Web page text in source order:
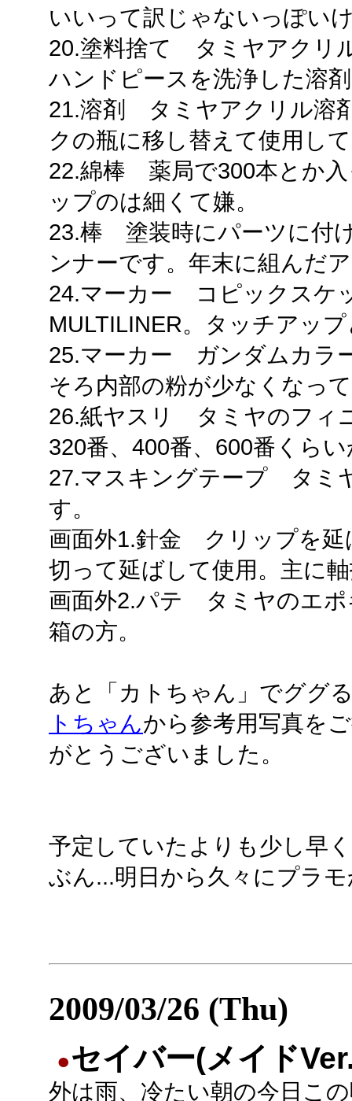
いいって訳じゃないっぽい
20.塗料捨て タミヤアクリ
ハンドピースを洗浄した溶
21.溶剤 タミヤアクリル溶
クの瓶に移し替えて使用し
22.綿棒 薬局で300本とか
ップのは細くて嫌。
23.棒 塗装時にパーツに付
ンナーです。年末に組んだ
24.マーカー コピックスケ
MULTILINER。タッチアッ
25.マーカー ガンダムカラ
そろ内部の粉が少なくなっ
26.紙ヤスリ タミヤのフィ
320番、400番、600番くら
27.マスキングテープ タミ
す。
画面外1.針金 クリップを延
切って延ばして使用。主に
画面外2.パテ タミヤのエポ
箱の方。
あと「カトちゃん」でググ
トちゃんから参考用写真を
がとうございました。
予定していたよりも少し早
ぶん...明日から久々にプラ
2009/03/26 (Thu)
●セイバー(メイド
外は雨、冷たい朝の今日こ